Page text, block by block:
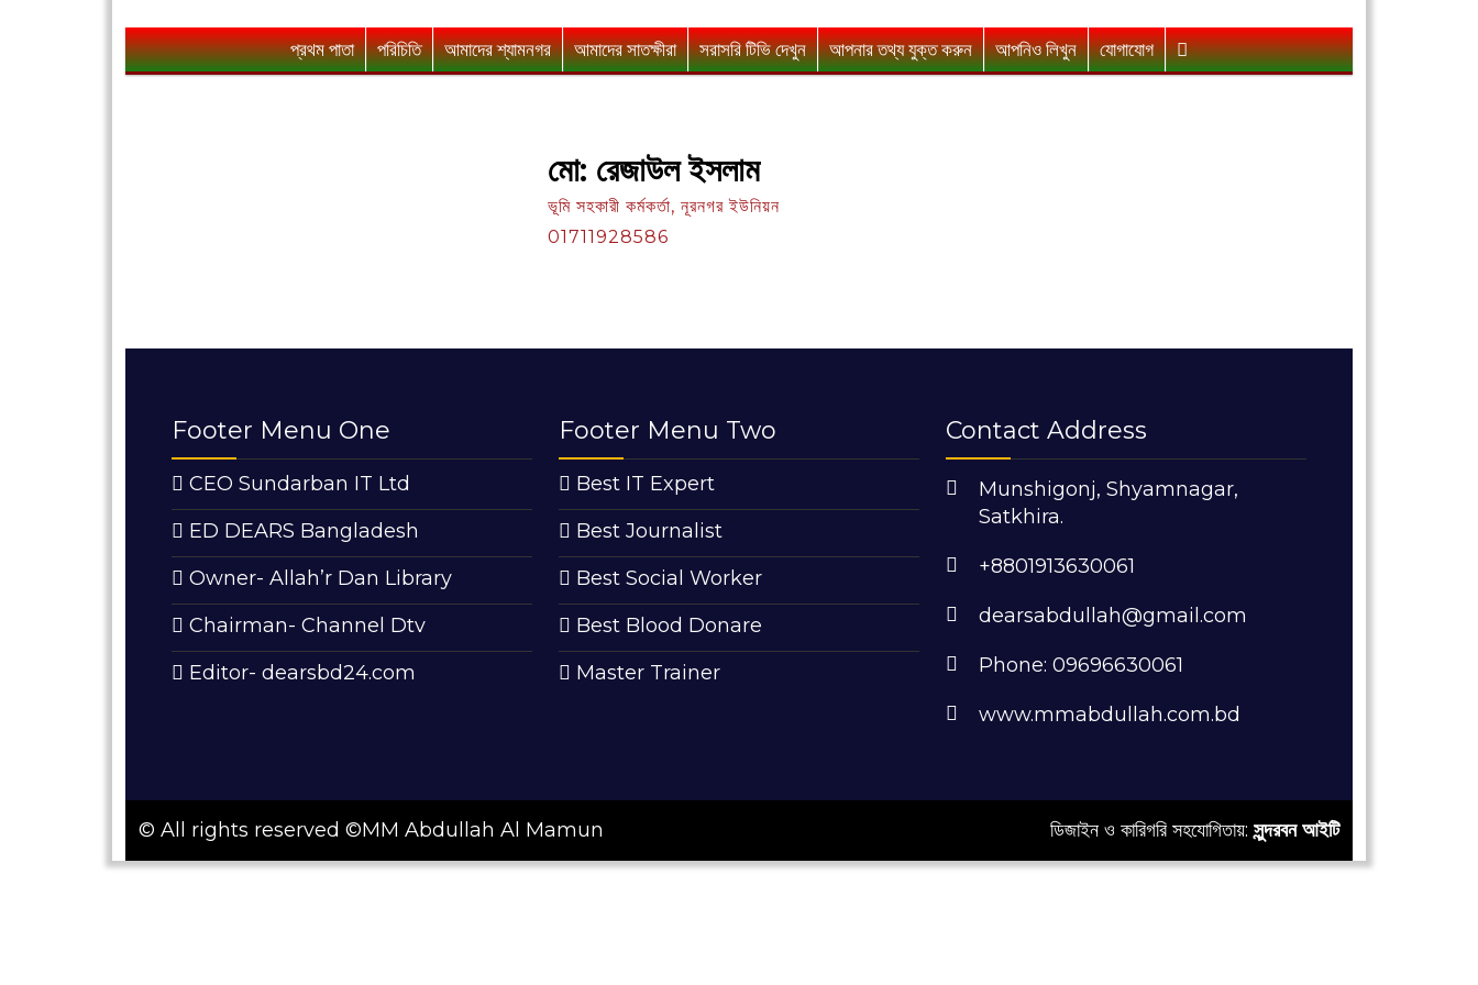
প্রথম পাতা পরিচিতি আমাদের শ্যামনগর আমাদের সাতক্ষীরা সরাসরি টিভি দেখুন আপনার তথ্য যুক্ত করুন আপনিও লিখুন যোগাযোগ
মো: রেজাউল ইসলাম
ভূমি সহকারী কর্মকর্তা, নূরনগর ইউনিয়ন
01711928586
Footer Menu One
CEO Sundarban IT Ltd
ED DEARS Bangladesh
Owner- Allah’r Dan Library
Chairman- Channel Dtv
Editor- dearsbd24.com
Footer Menu Two
Best IT Expert
Best Journalist
Best Social Worker
Best Blood Donare
Master Trainer
Contact Address
Munshigonj, Shyamnagar,
Satkhira.
+8801913630061
dearsabdullah@gmail.com
Phone: 09696630061
www.mmabdullah.com.bd
© All rights reserved ©MM Abdullah Al Mamun ডিজাইন ও কারিগরি সহযোগিতায়:সুন্দরবন আইটি